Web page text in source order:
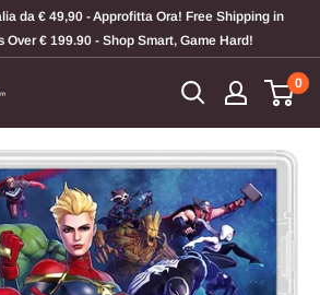
da € 49,90 - Approfitta Ora! Free Shipping in
Over € 199.90 - Shop Smart, Game Hard!
0